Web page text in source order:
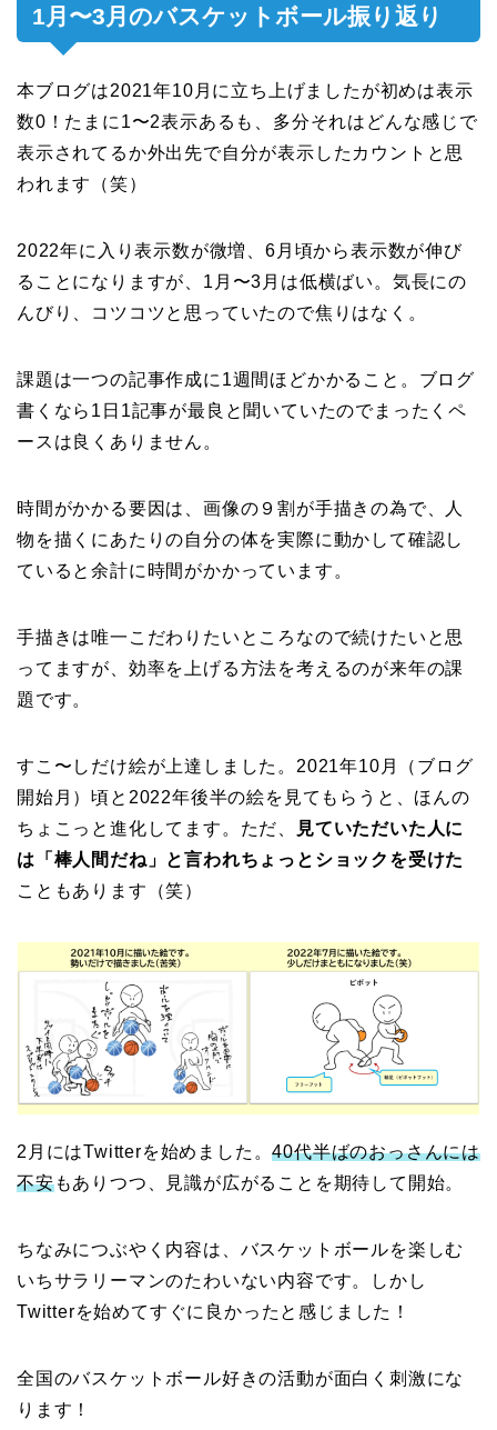
1月〜3月のバスケットボール振り返り
本ブログは2021年10月に立ち上げましたが初めは表示
数0！たまに1〜2表示あるも、多分それはどんな感じで
表示されてるか外出先で自分が表示したカウントと思
われます（笑）
2022年に入り表示数が微増、6月頃から表示数が伸び
ることになりますが、1月〜3月は低横ばい。気長にの
んびり、コツコツと思っていたので焦りはなく。
課題は一つの記事作成に1週間ほどかかること。ブログ
書くなら1日1記事が最良と聞いていたのでまったくペ
ースは良くありません。
時間がかかる要因は、画像の９割が手描きの為で、人
物を描くにあたりの自分の体を実際に動かして確認し
ていると余計に時間がかかっています。
手描きは唯一こだわりたいところなので続けたいと思
ってますが、効率を上げる方法を考えるのが来年の課
題です。
すこ〜しだけ絵が上達しました。2021年10月（ブログ
開始月）頃と2022年後半の絵を見てもらうと、ほんの
ちょこっと進化してます。ただ、
見ていただいた人に
は「棒人間だね」と言われちょっとショックを受けた
こともあります（笑）
2月にはTwitterを始めました。40代半ばのおっさんには
不安もありつつ、見識が広がることを期待して開始。
ちなみにつぶやく内容は、バスケットボールを楽しむ
いちサラリーマンのたわいない内容です。しかし
Twitterを始めてすぐに良かったと感じました！
全国のバスケットボール好きの活動が面白く刺激にな
ります！